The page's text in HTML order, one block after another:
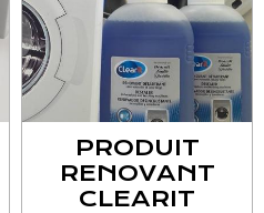
PRODUIT
RENOVANT
CLEARIT